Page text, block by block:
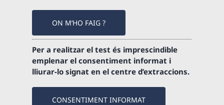
ON M’HO FAIG ?
Per a realitzar el test és imprescindible
emplenar el consentiment informat i
lliurar-lo signat en el centre d’extraccions.
CONSENTIMENT INFORMAT